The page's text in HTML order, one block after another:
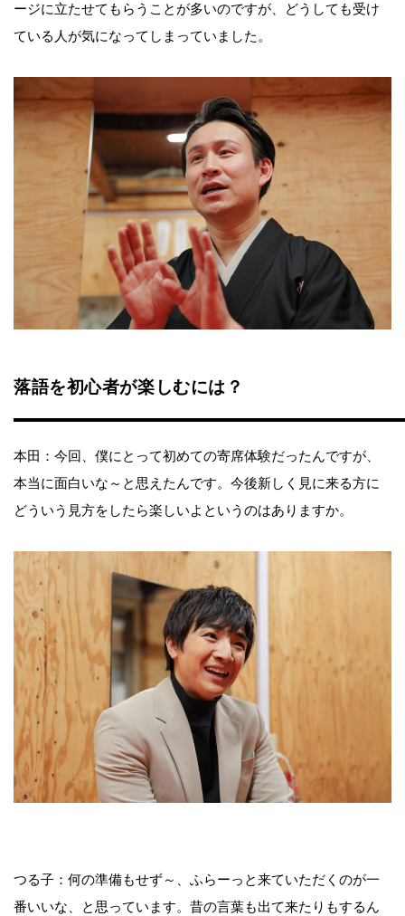
ージに立たせてもらうことが多いのですが、どうしても受け
ている人が気になってしまっていました。
落語を初心者が楽しむには？
本田：今回、僕にとって初めての寄席体験だったんですが、
本当に面白いな～と思えたんです。今後新しく見に来る方に
どういう見方をしたら楽しいよというのはありますか。
つる子：何の準備もせず～、ふらーっと来ていただくのが一
番いいな、と思っています。昔の言葉も出て来たりもするん